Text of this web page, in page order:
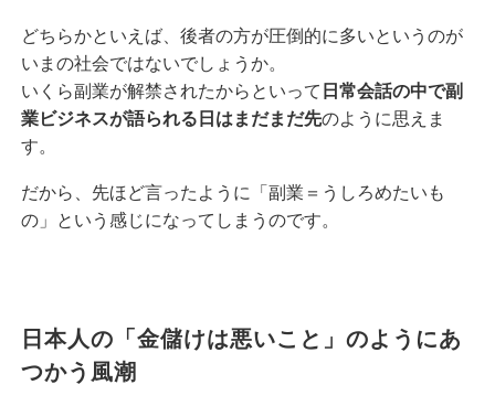
どちらかといえば、後者の方が圧倒的に多いというのが
いまの社会ではないでしょうか。
いくら副業が解禁されたからといって 日常会話の中で副
業ビジネスが語られる日はまだまだ先のように思えま
す。
だから、先ほど言ったように「副業＝うしろめたいも
の」という感じになってしまうのです。
日本人の「金儲けは悪いこと」のようにあ
つかう風潮